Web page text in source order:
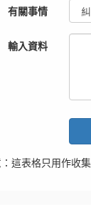
有關事情
輸入資料
這表格只用作收